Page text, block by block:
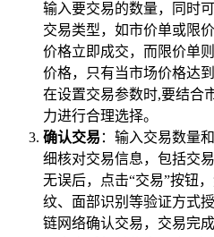
输入要交易的数量，同时
交易类型，如市价单或限
价格立即成交，而限价单
价格，只有当市场价格达
在设置交易参数时,要结合
力进行合理选择。
确认交易 ：输入交易数量
细核对交易信息，包括交
无误后，点击“交易”按钮
纹、面部识别等验证方式
链网络确认交易，交易完